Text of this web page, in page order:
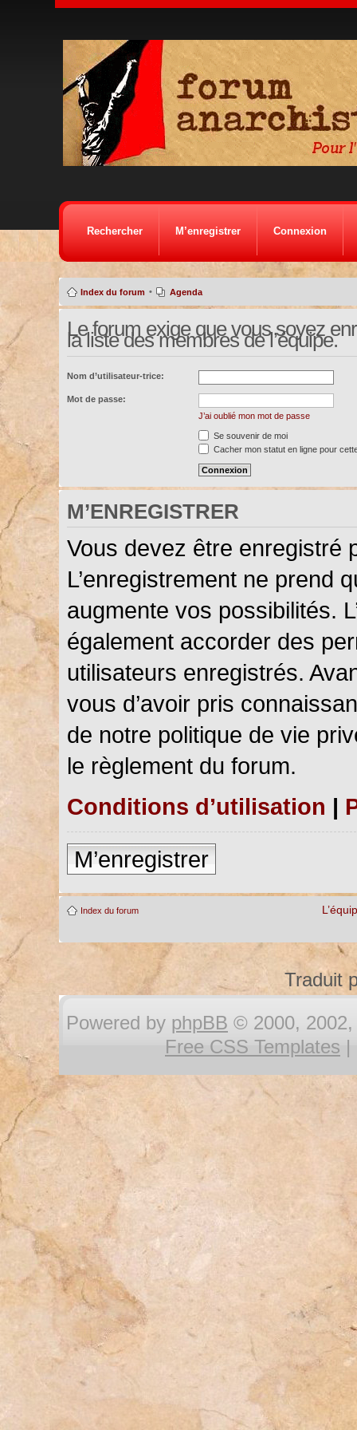
Rechercher M’enregistrer Connexion
Index du forum • Agenda
Le forum exige que vous soyez
la liste des membres de l’équipe.
Nom d’utilisateur-trice:
Mot de passe:
J’ai oublié mon mot de passe
Se souvenir de moi
Cacher mon statut en ligne pour
M’ENREGISTRER
Vous devez être enregistré
L’enregistrement ne prend
augmente vos possibilités.
également accorder des
utilisateurs enregistrés.
vous d’avoir pris
de notre politique de vie
le règlement du forum.
Conditions d’utilisation |
M’enregistrer
Index du forum
Traduit
Powered by phpBB © 2000, 2002,
Free CSS Templates |